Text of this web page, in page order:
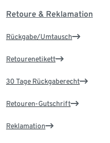
Retoure & Reklamation
Rückgabe/Umtausch
Retourenetikett
30 Tage Rückgaberecht
Retouren-Gutschrift
Reklamation